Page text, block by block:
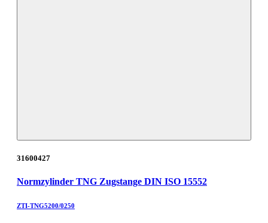
31600427
Normzylinder TNG Zugstange DIN ISO 15552
ZTI-TNG5200/0250